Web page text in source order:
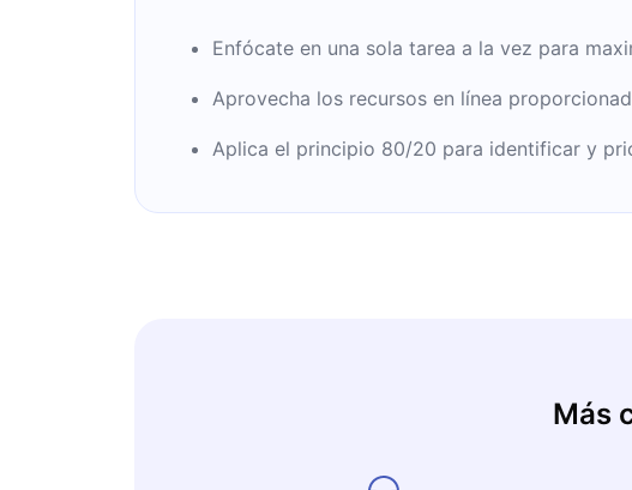
Enfócate en una sola tarea a la vez para
Aprovecha los recursos en línea
Aplica el principio 80/20 para identificar y
Más